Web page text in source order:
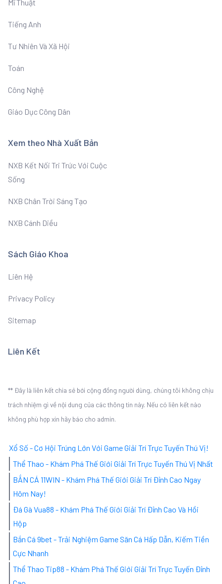
Mĩ Thuật
Tiếng Anh
Tư Nhiên Và Xã Hội
Toán
Công Nghệ
Giáo Dục Công Dân
Xem theo Nhà Xuất Bản
NXB Kết Nối Tri Trức Với Cuộc
Sống
NXB Chân Trời Sáng Tạo
NXB Cánh Diều
Sách Giáo Khoa
Liên Hệ
Privacy Policy
Sitemap
Liên Kết
** Đây là liên kết chia sẻ bới cộng đồng người dùng, chúng tôi không chịu
trách nhiệm gì về nội dung của các thông tin này. Nếu có liên kết nào
không phù hợp xin hãy báo cho admin.
Xổ Số - Cơ Hội Trúng Lớn Với Game Giải Trí Trực Tuyến Thú Vị!
Thể Thao - Khám Phá Thế Giới Giải Trí Trực Tuyến Thú Vị Nhất
BẮN CÁ 11WIN - Khám Phá Thế Giới Giải Trí Đỉnh Cao Ngay
Hôm Nay!
Đá Gà Vua88 - Khám Phá Thế Giới Giải Trí Đỉnh Cao Và Hồi
Hộp
Bắn Cá 9bet - Trải Nghiệm Game Săn Cá Hấp Dẫn, Kiếm Tiền
Cực Nhanh
Thể Thao Tip88 - Khám Phá Thế Giới Giải Trí Trực Tuyến Đỉnh